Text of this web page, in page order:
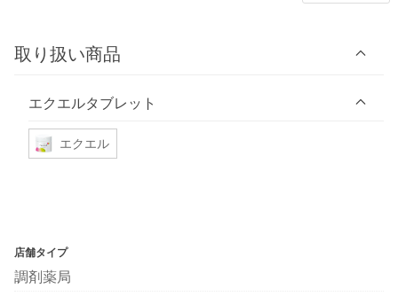
取り扱い商品
エクエルタブレット
エクエル
店舗タイプ
調剤薬局